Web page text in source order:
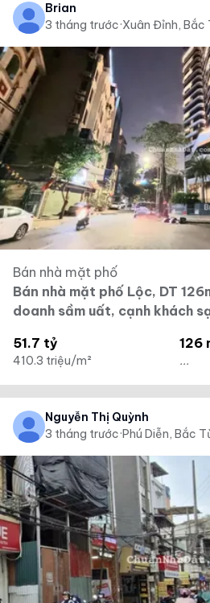
Brian
3 tháng trước·Xuân Đỉnh, Bắc
Bán nhà mặt phố
Bán nhà mặt phố Lộc, DT
doanh sầm uất, cạnh khách
51.7 tỷ
410.3 triệu/m²
126
...
Nguyễn Thị Quỳnh
3 tháng trước·Phú Diễn, Bắc